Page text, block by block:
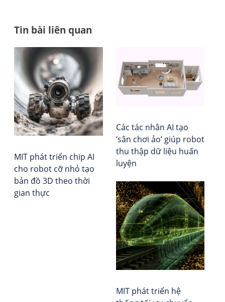
Tin bài liên quan
MIT phát triển chip AI
cho robot cỡ nhỏ tạo
bản đồ 3D theo thời
gian thực
Các tác nhân AI tạo
‘sân chơi ảo’ giúp robot
thu thập dữ liệu huấn
luyện
MIT phát triển hệ